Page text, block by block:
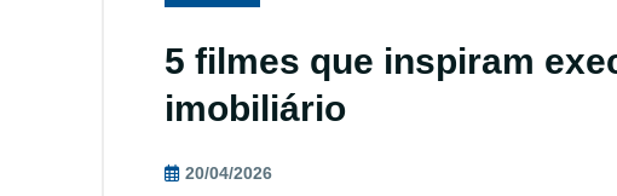
5 filmes que inspiram
imobiliário
20/04/2026